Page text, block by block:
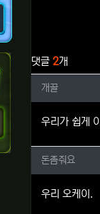
댓글 2개
개끌님
개끌
우리가 쉽게
돈좀줘
돈좀줘요
우리 오케이.